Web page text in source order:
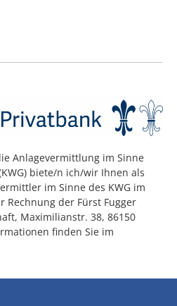
Anlagevermittlung im Sinne
biete/n ich/wir Ihnen als
im Sinne des KWG im
der Fürst Fugger
Maximilianstr. 38, 86150
finden Sie im